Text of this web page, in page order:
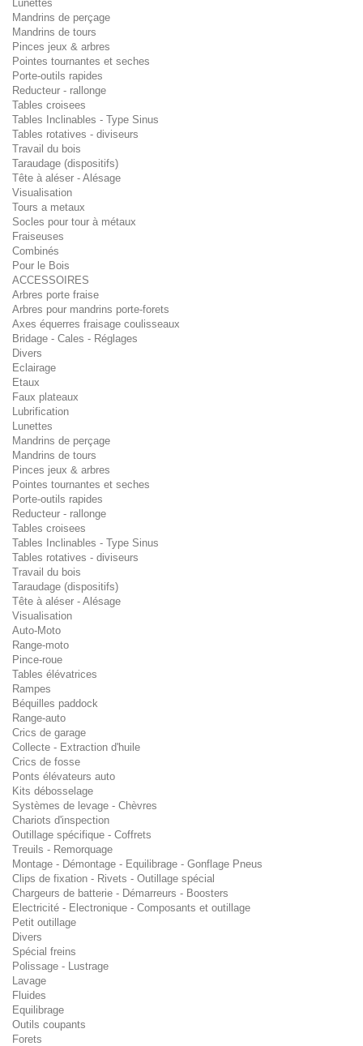
Lunettes
Mandrins de perçage
Mandrins de tours
Pinces jeux & arbres
Pointes tournantes et seches
Porte-outils rapides
Reducteur - rallonge
Tables croisees
Tables Inclinables - Type Sinus
Tables rotatives - diviseurs
Travail du bois
Taraudage (dispositifs)
Tête à aléser - Alésage
Visualisation
Tours a metaux
Socles pour tour à métaux
Fraiseuses
Combinés
Pour le Bois
ACCESSOIRES
Arbres porte fraise
Arbres pour mandrins porte-forets
Axes équerres fraisage coulisseaux
Bridage - Cales - Réglages
Divers
Eclairage
Etaux
Faux plateaux
Lubrification
Lunettes
Mandrins de perçage
Mandrins de tours
Pinces jeux & arbres
Pointes tournantes et seches
Porte-outils rapides
Reducteur - rallonge
Tables croisees
Tables Inclinables - Type Sinus
Tables rotatives - diviseurs
Travail du bois
Taraudage (dispositifs)
Tête à aléser - Alésage
Visualisation
Auto-Moto
Range-moto
Pince-roue
Tables élévatrices
Rampes
Béquilles paddock
Range-auto
Crics de garage
Collecte - Extraction d'huile
Crics de fosse
Ponts élévateurs auto
Kits débosselage
Systèmes de levage - Chèvres
Chariots d'inspection
Outillage spécifique - Coffrets
Treuils - Remorquage
Montage - Démontage - Equilibrage - Gonflage Pneus
Clips de fixation - Rivets - Outillage spécial
Chargeurs de batterie - Démarreurs - Boosters
Electricité - Electronique - Composants et outillage
Petit outillage
Divers
Spécial freins
Polissage - Lustrage
Lavage
Fluides
Equilibrage
Outils coupants
Forets